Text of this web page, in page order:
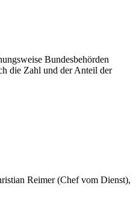
Bundesbehörden
die Zahl und der Anteil der
Reimer (Chef vom Dienst),